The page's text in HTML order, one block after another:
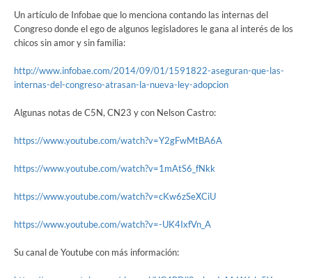
Un artículo de Infobae que lo menciona contando las internas del
Congreso donde el ego de algunos legisladores le gana al interés de los
chicos sin amor y sin familia:
http://www.infobae.com/2014/09/01/1591822-aseguran-que-las-
internas-del-congreso-atrasan-la-nueva-ley-adopcion
Algunas notas de C5N, CN23 y con Nelson Castro:
https://www.youtube.com/watch?v=Y2gFwMtBA6A
https://www.youtube.com/watch?v=1mAtS6_fNkk
https://www.youtube.com/watch?v=cKw6zSeXCiU
https://www.youtube.com/watch?v=-UK4IxfVn_A
Su canal de Youtube con más información: